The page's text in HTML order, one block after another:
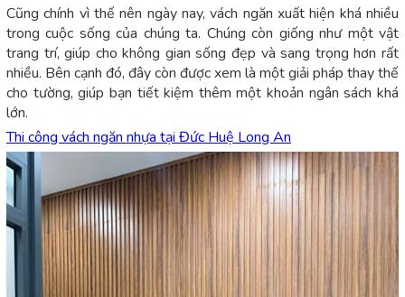
Cũng chính vì thế nên ngày nay, vách ngăn xuất hiện khá nhiều
trong cuộc sống của chúng ta. Chúng còn giống như một vật
trang trí, giúp cho không gian sống đẹp và sang trọng hơn rất
nhiều. Bên cạnh đó, đây còn được xem là một giải pháp thay thế
cho tường, giúp bạn tiết kiệm thêm một khoản ngân sách khá
lớn.
Thi công vách ngăn nhựa tại Đức Huệ Long An